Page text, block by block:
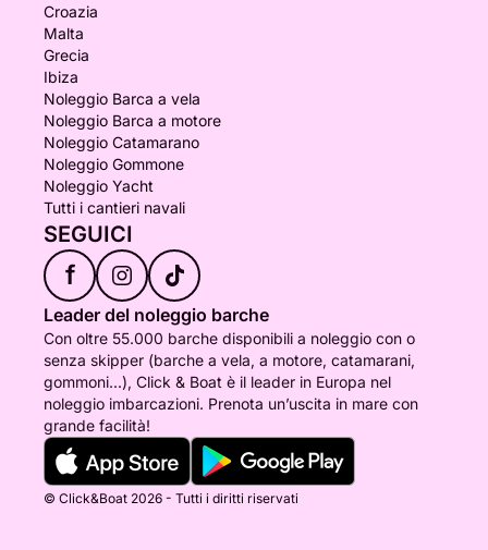
Croazia
Malta
Grecia
Ibiza
Noleggio Barca a vela
Noleggio Barca a motore
Noleggio Catamarano
Noleggio Gommone
Noleggio Yacht
Tutti i cantieri navali
SEGUICI
f
Leader del noleggio barche
Con oltre 55.000 barche disponibili a noleggio con o
senza skipper (barche a vela, a motore, catamarani,
gommoni...), Click & Boat è il leader in Europa nel
noleggio imbarcazioni. Prenota un’uscita in mare con
grande facilità!
© Click&Boat 2026 - Tutti i diritti riservati